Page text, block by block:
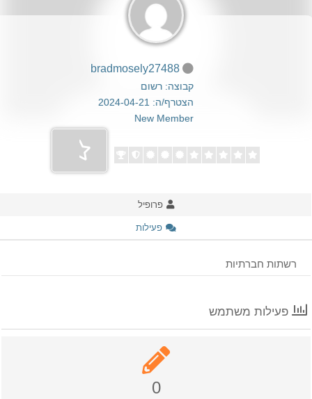
קבוצה: רשום
הצטרף/ה: 2024-04-21
New Member
פרופיל
פעילות
רשתות חברתיות
פעילות משתמש
0